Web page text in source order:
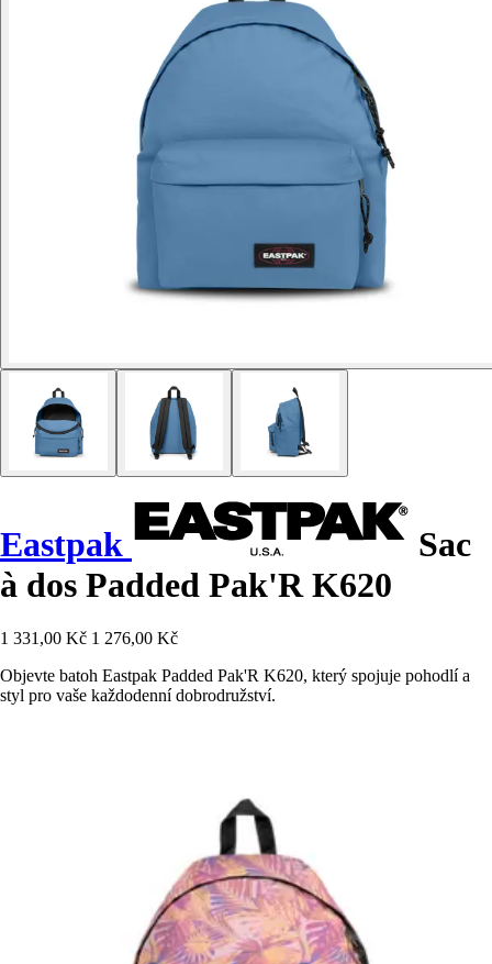
Eastpak
Sac
à dos Padded Pak'R K620
1 331,00 Kč 1 276,00 Kč
Objevte batoh Eastpak Padded Pak'R K620, který spojuje pohodlí a
styl pro vaše každodenní dobrodružství.